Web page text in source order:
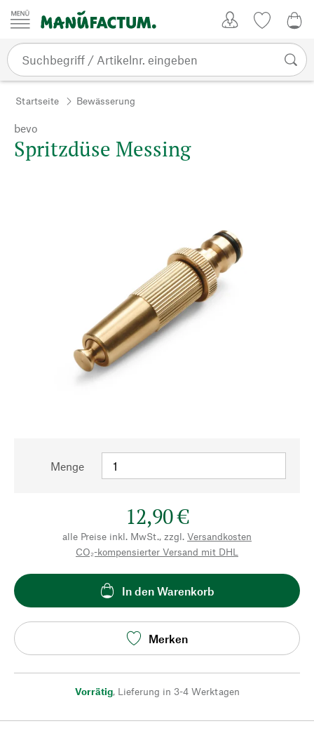
Zum Inhalt springen
Startseite Bewässerung
bevo
Spritzdüse Messing
Menge
12,90 €
alle Preise inkl. MwSt., zzgl. Versandkosten
CO₂-kompensierter Versand mit DHL
In den Warenkorb
Merken
Vorrätig, Lieferung in 3-4 Werktagen